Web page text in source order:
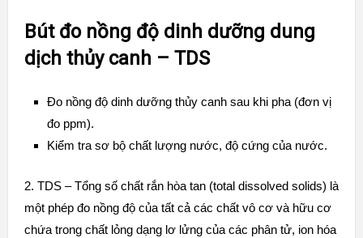
Bút đo nồng độ dinh dưỡng dung
dịch thủy canh – TDS
Đo nồng độ dinh dưỡng thủy canh sau khi pha (đơn vị
đo ppm).
Kiểm tra sơ bộ chất lượng nước, độ cứng của nước.
2. TDS – Tổng số chất rắn hòa tan (total dissolved solids) là
một phép đo nồng độ của tất cả các chất vô cơ và hữu cơ
chứa trong chất lỏng dạng lơ lửng của các phân tử, ion hóa